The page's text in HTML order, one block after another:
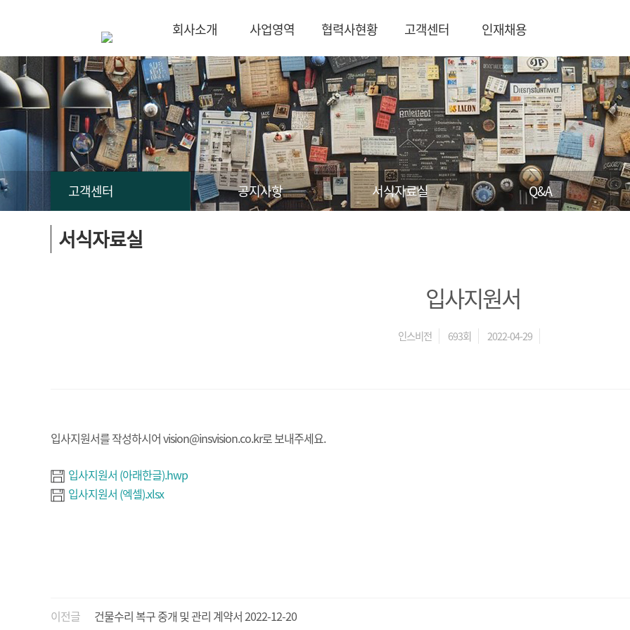
회사소개 사업영역 협력사현황 고객센터 인재채용
고객센터 공지사항 서식자료실 Q&A
서식자료실
입사지원서
인스비전 693회 2022-04-29
입사지원서를 작성하시어 vision@insvision.co.kr로 보내주세요.
입사지원서 (아래한글).hwp
입사지원서 (엑셀).xlsx
이전글 건물수리 복구 중개 및 관리 계약서2022-12-20